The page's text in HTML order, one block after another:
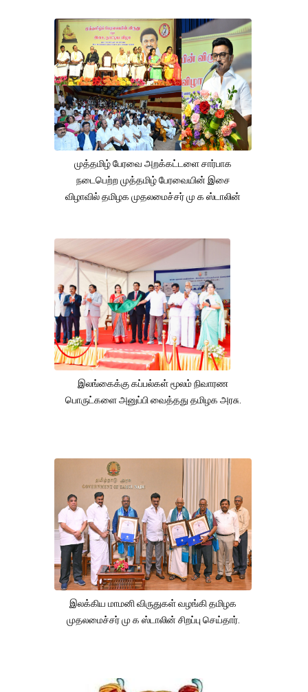
முத்தமிழ் பேரவை அறக்கட்டளை சார்பாக
நடைபெற்ற முத்தமிழ் பேரவையின் இசை
விழாவில் தமிழக முதலமைச்சர் மு க ஸ்டாலின்
இலங்கைக்கு கப்பல்கள் மூலம் நிவாரண
பொருட்களை அனுப்பி வைத்தது தமிழக அரசு.
இலக்கிய மாமனி விருதுகள் வழங்கி தமிழக
முதலமைச்சர் மு க ஸ்டாலின் சிறப்பு செய்தார்.